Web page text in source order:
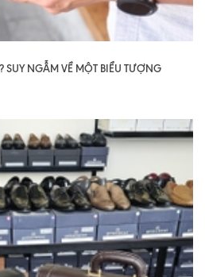
SUY NGẪM VỀ MỘT BIỂU TƯỢNG